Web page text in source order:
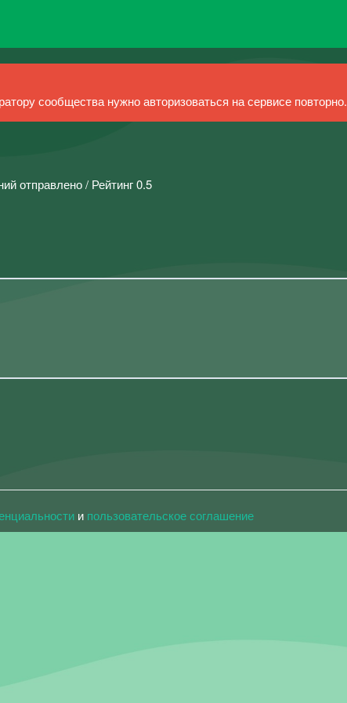
сообщества нужно авторизоваться на сервисе повторно.
отправлено / Рейтинг 0.5
и пользовательское соглашение